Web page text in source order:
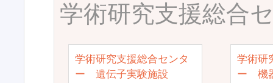
学術研究支援総合
学術研究支援総合センタ
ー 遺伝子実験施設
学術研
ー 機